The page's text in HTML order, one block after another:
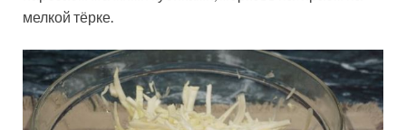
мелкой тёрке.